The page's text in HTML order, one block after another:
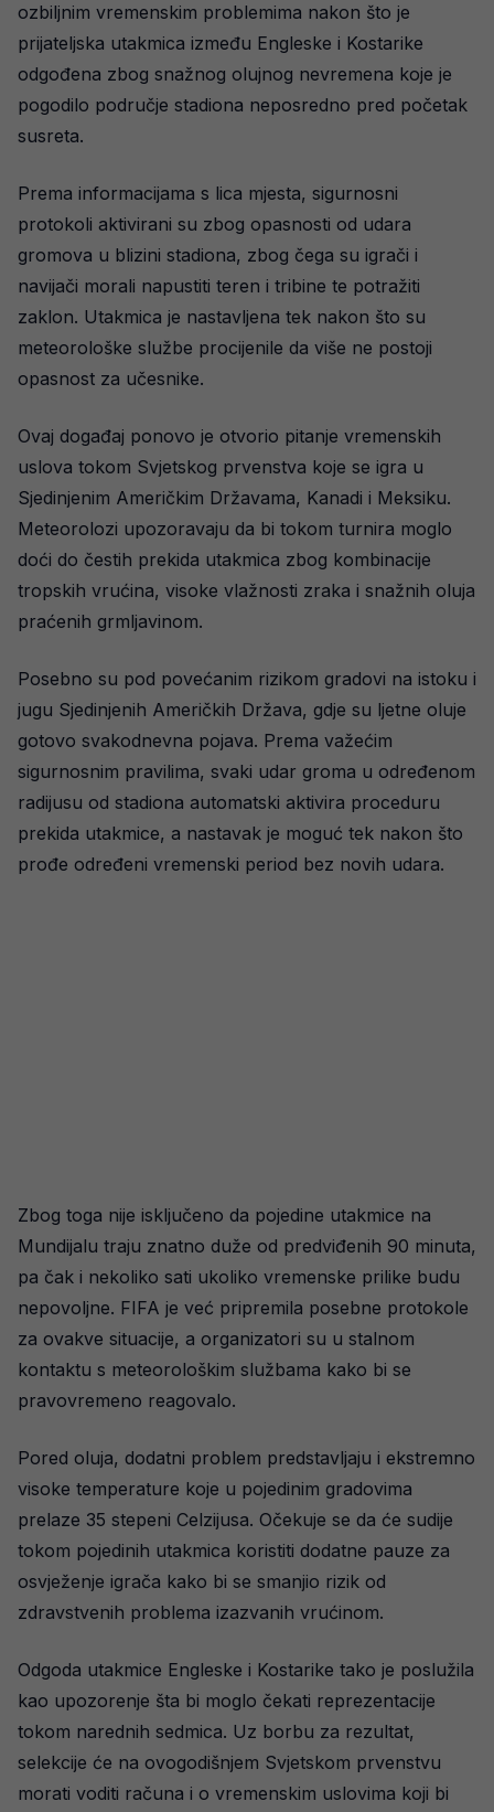
ozbiljnim vremenskim problemima nakon što je
prijateljska utakmica između Engleske i Kostarike
odgođena zbog snažnog olujnog nevremena koje je
pogodilo područje stadiona neposredno pred početak
susreta.
Prema informacijama s lica mjesta, sigurnosni
protokoli aktivirani su zbog opasnosti od udara
gromova u blizini stadiona, zbog čega su igrači i
navijači morali napustiti teren i tribine te potražiti
zaklon. Utakmica je nastavljena tek nakon što su
meteorološke službe procijenile da više ne postoji
opasnost za učesnike.
Ovaj događaj ponovo je otvorio pitanje vremenskih
uslova tokom Svjetskog prvenstva koje se igra u
Sjedinjenim Američkim Državama, Kanadi i Meksiku.
Meteorolozi upozoravaju da bi tokom turnira moglo
doći do čestih prekida utakmica zbog kombinacije
tropskih vrućina, visoke vlažnosti zraka i snažnih oluja
praćenih grmljavinom.
Posebno su pod povećanim rizikom gradovi na istoku i
jugu Sjedinjenih Američkih Država, gdje su ljetne oluje
gotovo svakodnevna pojava. Prema važećim
sigurnosnim pravilima, svaki udar groma u određenom
radijusu od stadiona automatski aktivira proceduru
prekida utakmice, a nastavak je moguć tek nakon što
prođe određeni vremenski period bez novih udara.
Zbog toga nije isključeno da pojedine utakmice na
Mundijalu traju znatno duže od predviđenih 90 minuta,
pa čak i nekoliko sati ukoliko vremenske prilike budu
nepovoljne. FIFA je već pripremila posebne protokole
za ovakve situacije, a organizatori su u stalnom
kontaktu s meteorološkim službama kako bi se
pravovremeno reagovalo.
Pored oluja, dodatni problem predstavljaju i ekstremno
visoke temperature koje u pojedinim gradovima
prelaze 35 stepeni Celzijusa. Očekuje se da će sudije
tokom pojedinih utakmica koristiti dodatne pauze za
osvježenje igrača kako bi se smanjio rizik od
zdravstvenih problema izazvanih vrućinom.
Odgoda utakmice Engleske i Kostarike tako je poslužila
kao upozorenje šta bi moglo čekati reprezentacije
tokom narednih sedmica. Uz borbu za rezultat,
selekcije će na ovogodišnjem Svjetskom prvenstvu
morati voditi računa i o vremenskim uslovima koji bi